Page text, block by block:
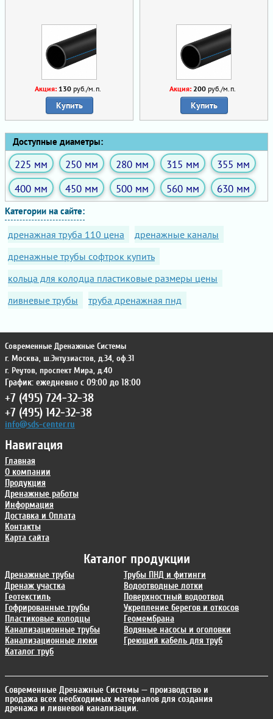
Акция: 130руб./м.п.
Купить
Акция: 200руб./м.п.
Купить
Доступные диаметры:
225 мм 250 мм 280 мм 315 мм
355 мм
400 мм
450 мм 500 мм 560 мм 630 мм
Категории на сайте:
дренажная труба 110 цена
дренажные каналы
дренажные трубы софтрок купить
кольца для колодца пластиковые размеры цены
ливневые трубы
труба дренажная пнд
Каталог продукции
Дренажные трубы
Дренаж участка
Геотекстиль
Гофрированные трубы
Пластиковые колодцы
Канализационные трубы
Канализационные люки
Каталог труб
Трубы ПНД и фитинги
Водоотводные лотки
Поверхностный водоотвод
Укрепление берегов и откосов
Геомембрана
Водяные насосы и оголовки
Греющий кабель для труб
Навигация
Главная
О компании
Продукция
Дренажные работы
Информация
Доставка и Оплата
Контакты
Карта сайта
Современные Дренажные Системы
г. Москва, ш.Энтузиастов, д.34, оф.31
г. Реутов, проспект Мира, д.40
График: ежедневно с 09:00 до 18:00
+7 (495) 724-32-38
+7 (495) 142-32-38
info@sds-center.ru
Современные Дренажные Системы — производство и
продажа всех необходимых материалов для создания
дренажа и ливневой канализации.